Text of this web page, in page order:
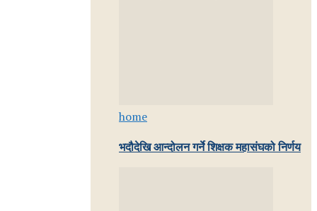
home
भदौदेखि आन्दोलन गर्ने शिक्षक महासंघको निर्णय